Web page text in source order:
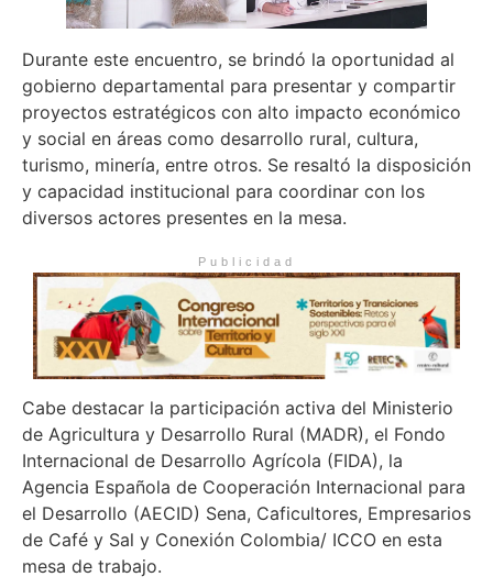
Durante este encuentro, se brindó la oportunidad al
gobierno departamental para presentar y compartir
proyectos estratégicos con alto impacto económico
y social en áreas como desarrollo rural, cultura,
turismo, minería, entre otros. Se resaltó la disposición
y capacidad institucional para coordinar con los
diversos actores presentes en la mesa.
Publicidad
Cabe destacar la participación activa del Ministerio
de Agricultura y Desarrollo Rural (MADR), el Fondo
Internacional de Desarrollo Agrícola (FIDA), la
Agencia Española de Cooperación Internacional para
el Desarrollo (AECID) Sena, Caficultores, Empresarios
de Café y Sal y Conexión Colombia/ ICCO en esta
mesa de trabajo.